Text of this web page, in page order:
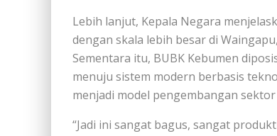
Lebih lanjut, Kepala Negara
dengan skala lebih besar di
Sementara itu, BUBK Kebumen
menuju sistem modern berbasis
menjadi model pengembangan
“Jadi ini sangat bagus, sangat